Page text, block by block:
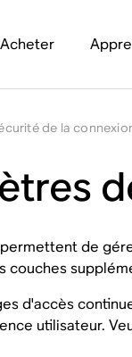
Acheter
de la
de
couches
d'accès
utilisateur.